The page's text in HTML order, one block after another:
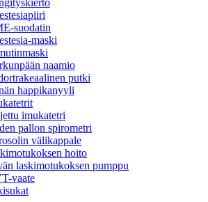
suodatin
maski
naamio
putki
happikanyyli
imukatetri
pallon spirometri
välikappale
hoito
laskimotukoksen pumppu
vaate